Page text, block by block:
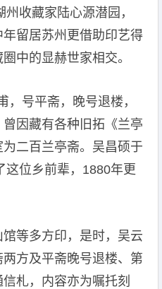
收藏家陆心源潜园，
留居苏州更借助印艺得
中的显赫世家相交。
，号平斋，晚号退楼，
因藏有各种旧拓《兰亭
二百兰亭斋。吴昌硕于
这位乡前辈，1880年更
等多方印，是时，吴云
方及平斋晚号退楼、第
札，内容亦为嘱托刻